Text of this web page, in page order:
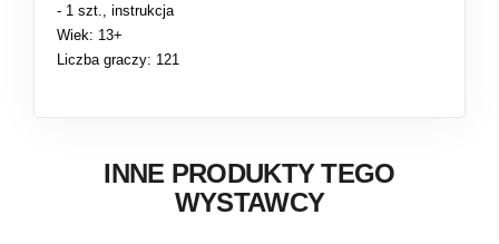
- 1 szt., instrukcja
Wiek: 13+
Liczba graczy: 121
INNE PRODUKTY TEGO
WYSTAWCY